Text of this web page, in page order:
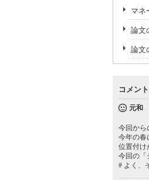
マネ
論文
論文
コメント
元和
今回から
今年の春
位置付け
今回の「
# よく、